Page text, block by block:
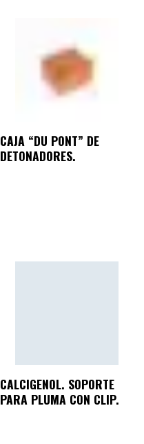
CAJA “DU PONT” DE
DETONADORES.
CALCIGENOL. SOPORTE
PARA PLUMA CON CLIP.